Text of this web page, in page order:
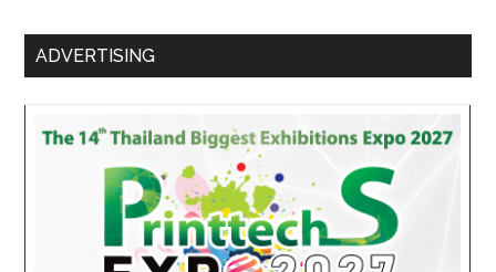
ADVERTISING